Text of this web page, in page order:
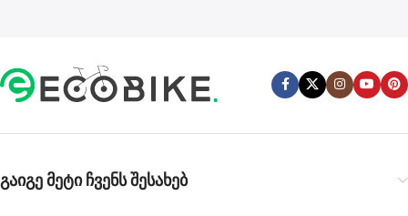
გაიგე მეტი ჩვენს შესახებ